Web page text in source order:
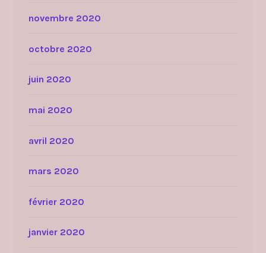
novembre 2020
octobre 2020
juin 2020
mai 2020
avril 2020
mars 2020
février 2020
janvier 2020